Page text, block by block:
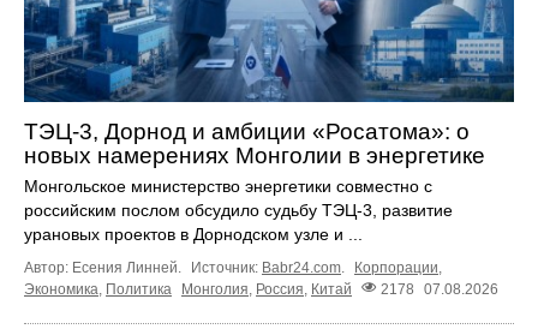
ТЭЦ-3, Дорнод и амбиции «Росатома»: о
новых намерениях Монголии в энергетике
Монгольское министерство энергетики совместно с
российским послом обсудило судьбу ТЭЦ‑3, развитие
урановых проектов в Дорнодском узле и ...
Автор: Есения Линней. Источник: Babr24.com. Корпорации,
Экономика Политика Монголия Россия Китай 2178 07.08.2026